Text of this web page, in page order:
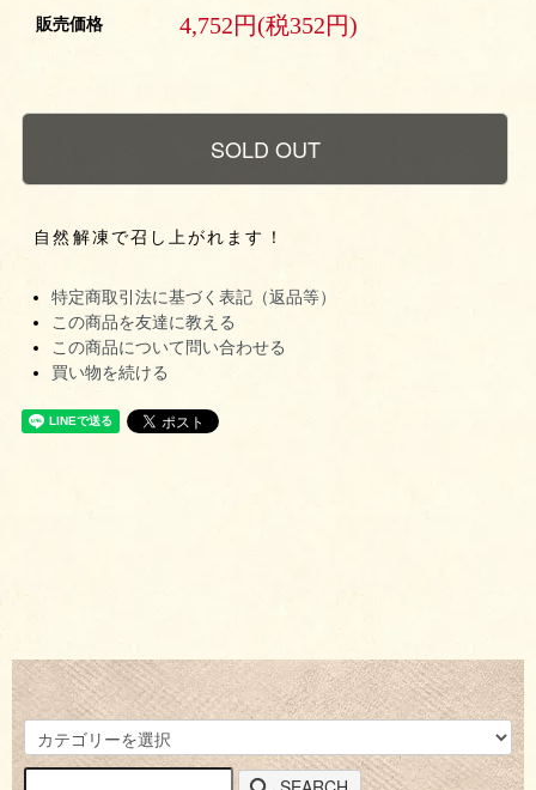
販売価格 4,752円(税352円)
SOLD OUT
自然解凍で召し上がれます！
特定商取引法に基づく表記（返品等）
この商品を友達に教える
この商品について問い合わせる
買い物を続ける